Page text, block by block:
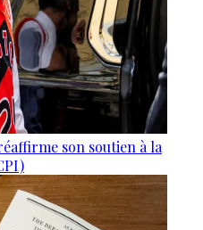
son soutien à la